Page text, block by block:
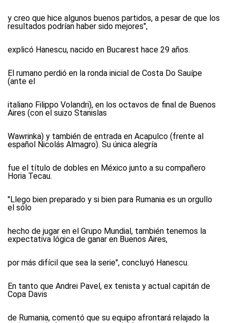
y creo que hice algunos buenos partidos, a pesar de que los
resultados podrían haber sido mejores",
explicó Hanescu, nacido en Bucarest hace 29 años.
El rumano perdió en la ronda inicial de Costa Do Sauípe
(ante el
italiano Filippo Volandri), en los octavos de final de Buenos
Aires (con el suizo Stanislas
Wawrinka) y también de entrada en Acapulco (frente al
español Nicolás Almagro). Su única alegría
fue el título de dobles en México junto a su compañero
Horia Tecau.
"Llego bien preparado y si bien para Rumania es un orgullo
el sólo
hecho de jugar en el Grupo Mundial, también tenemos la
expectativa lógica de ganar en Buenos Aires,
por más difícil que sea la serie", concluyó Hanescu.
En tanto que Andrei Pavel, ex tenista y actual capitán de
Copa Davis
de Rumania, comentó que su equipo afrontará relajado la